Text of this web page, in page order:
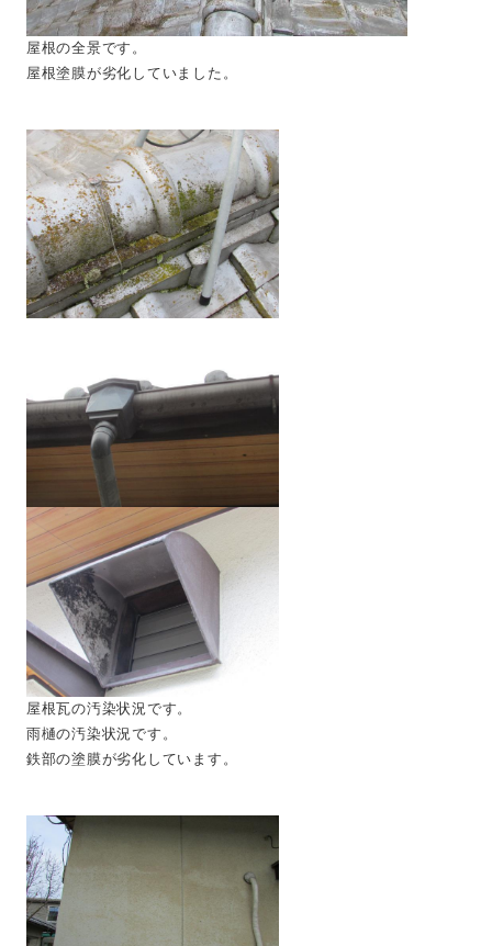
屋根の全景です。
屋根塗膜が劣化していました。
屋根瓦の汚染状況です。
雨樋の汚染状況です。
鉄部の塗膜が劣化しています。